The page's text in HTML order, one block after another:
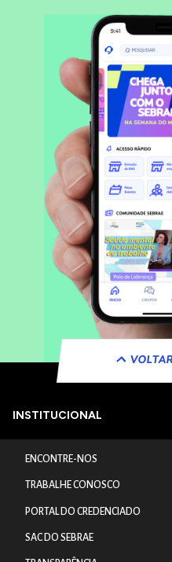
INSTITUCIONAL
ENCONTRE-NOS
TRABALHE CONOSCO
PORTAL DO CREDENCIADO
SAC DO SEBRAE